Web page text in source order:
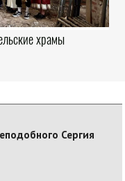
храмы
Сергия